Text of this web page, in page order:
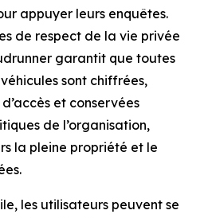
appuyer leurs enquêtes.
de respect de la vie privée
garantit que toutes
sont chiffrées,
et conservées
de l’organisation,
la pleine propriété et le
les utilisateurs peuvent se